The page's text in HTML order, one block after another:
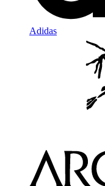
Adidas